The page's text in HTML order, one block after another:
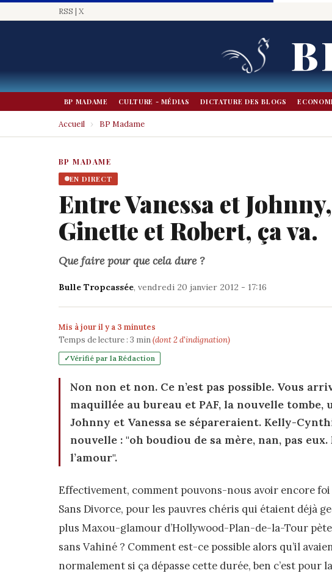
RSS | X
BP MADAME CULTURE - MÉDIAS DICTATURE DES BLOGS
Accueil › BP Madame
BP MADAME
EN DIRECT
Entre Vanessa et
Ginette et Robert, ça va.
Que faire pour que cela dure ?
Bulle Tropcassée, vendredi 20 janvier 2012 - 17:16
Mis à jour il y a 3 minutes
Temps de lecture : 3 min(dont 2 d'indignation)
Vérifié par la Rédaction
Non non et non. Ce n’est pas possible. Vous
maquillée au bureau et PAF, la nouvelle
Johnny et Vanessa se sépareraient. Kelly-
nouvelle : "oh boudiou de sa mère, nan, pas
l’amour".
Effectivement, comment pouvons-nous avoir encore
Sans Divorce, pour les pauvres chéris qui étaient déjà
plus Maxou-glamour d’Hollywood-Plan-de-la-Tour
sans Vahiné ? Comment est-ce possible alors qu’il
normalement si ça dépasse cette durée, ben c’est pour